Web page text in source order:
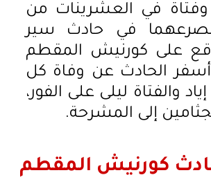
في العشرينات من
في حادث سير
على كورنيش المقطم
الحادث عن وفاة كل
والفتاة ليلى على الفور،
إلى المشرحة.
كورنيش المقطم